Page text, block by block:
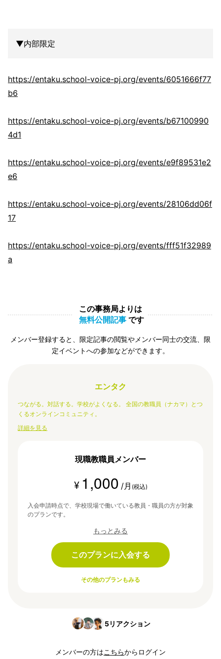
▼内部限定
https://entaku.school-voice-pj.org/events/6051666f77
b6
https://entaku.school-voice-pj.org/events/b67100990
4d1
https://entaku.school-voice-pj.org/events/e9f89531e2
e6
https://entaku.school-voice-pj.org/events/28106dd06f
17
https://entaku.school-voice-pj.org/events/fff51f32989
a
この事務局よりは
無料公開記事 です
メンバー登録すると、限定記事の閲覧やメンバー同士の交流、限
定イベントへの参加などができます。
エンタク
つながる。対話する。学校がよくなる。 全国の教職員（ナカマ）とつ
くるオンラインコミュニティ。
詳細を見る
現職教職員メンバー
¥ 1,000 /月 (税込)
入会申請時点で、学校現場で働いている教員・職員の方が対象
のプランです。
もっとみる
このプランに入会する
その他のプランもみる
5リアクション
メンバーの方はこちらからログイン